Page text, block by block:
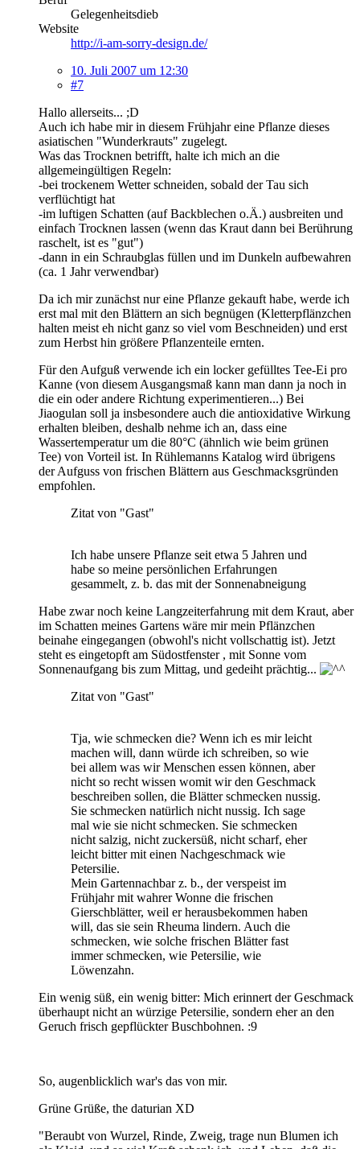
Gelegenheitsdieb
Website
http://i-am-sorry-design.de/
10. Juli 2007 um 12:30
#7
Hallo allerseits... ;D
Auch ich habe mir in diesem Frühjahr eine Pflanze dieses
asiatischen "Wunderkrauts" zugelegt.
Was das Trocknen betrifft, halte ich mich an die
allgemeingültigen Regeln:
-bei trockenem Wetter schneiden, sobald der Tau sich
verflüchtigt hat
-im luftigen Schatten (auf Backblechen o.Ä.) ausbreiten und
einfach Trocknen lassen (wenn das Kraut dann bei Berührung
raschelt, ist es "gut")
-dann in ein Schraubglas füllen und im Dunkeln aufbewahren
(ca. 1 Jahr verwendbar)
Da ich mir zunächst nur eine Pflanze gekauft habe, werde ich
erst mal mit den Blättern an sich begnügen (Kletterpflänzchen
halten meist eh nicht ganz so viel vom Beschneiden) und erst
zum Herbst hin größere Pflanzenteile ernten.
Für den Aufguß verwende ich ein locker gefülltes Tee-Ei pro
Kanne (von diesem Ausgangsmaß kann man dann ja noch in
die ein oder andere Richtung experimentieren...) Bei
Jiaogulan soll ja insbesondere auch die antioxidative Wirkung
erhalten bleiben, deshalb nehme ich an, dass eine
Wassertemperatur um die 80°C (ähnlich wie beim grünen
Tee) von Vorteil ist. In Rühlemanns Katalog wird übrigens
der Aufguss von frischen Blättern aus Geschmacksgründen
empfohlen.
Zitat von "Gast"
Ich habe unsere Pflanze seit etwa 5 Jahren und
habe so meine persönlichen Erfahrungen
gesammelt, z. b. das mit der Sonnenabneigung
Habe zwar noch keine Langzeiterfahrung mit dem Kraut, aber
im Schatten meines Gartens wäre mir mein Pflänzchen
beinahe eingegangen (obwohl's nicht vollschattig ist). Jetzt
steht es eingetopft am Südostfenster , mit Sonne vom
Sonnenaufgang bis zum Mittag, und gedeiht prächtig...
Zitat von "Gast"
Tja, wie schmecken die? Wenn ich es mir leicht
machen will, dann würde ich schreiben, so wie
bei allem was wir Menschen essen können, aber
nicht so recht wissen womit wir den Geschmack
beschreiben sollen, die Blätter schmecken nussig.
Sie schmecken natürlich nicht nussig. Ich sage
mal wie sie nicht schmecken. Sie schmecken
nicht salzig, nicht zuckersüß, nicht scharf, eher
leicht bitter mit einen Nachgeschmack wie
Petersilie.
Mein Gartennachbar z. b., der verspeist im
Frühjahr mit wahrer Wonne die frischen
Gierschblätter, weil er herausbekommen haben
will, das sie sein Rheuma lindern. Auch die
schmecken, wie solche frischen Blätter fast
immer schmecken, wie Petersilie, wie
Löwenzahn.
Ein wenig süß, ein wenig bitter: Mich erinnert der Geschmack
überhaupt nicht an würzige Petersilie, sondern eher an den
Geruch frisch gepflückter Buschbohnen. :9
So, augenblicklich war's das von mir.
Grüne Grüße, the daturian XD
"Beraubt von Wurzel, Rinde, Zweig, trage nun Blumen ich